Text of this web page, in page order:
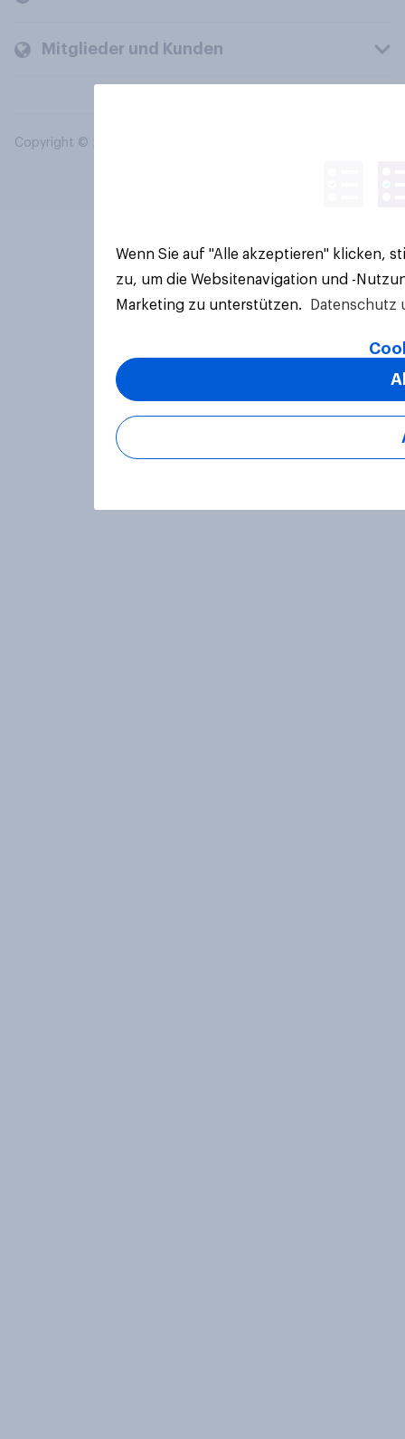
Mitglieder und Kunden
Copyright © 2026 YouGov PLC. Alle Rechte vorbehalten.
Wenn Sie auf "Alle akzeptieren" klicken,
zu, um die Websitenavigation und -
Marketing zu unterstützen.
Datenschutz